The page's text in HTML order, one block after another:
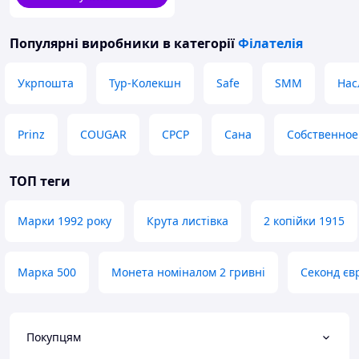
Популярні виробники в категоріїФілателія
Укрпошта Тур-Колекшн Safe SMM
Prinz COUGAR СРСР Сана
ТОП теги
Марки 1992 року Крута листівка 2 копійки 1915
Марка 500 Монета номіналом 2 гривні Секонд
Покупцям